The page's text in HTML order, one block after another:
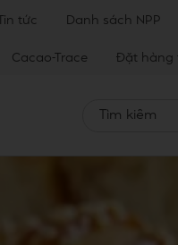
tức Danh sách NPP
Cacao-Trace Đặt hàng